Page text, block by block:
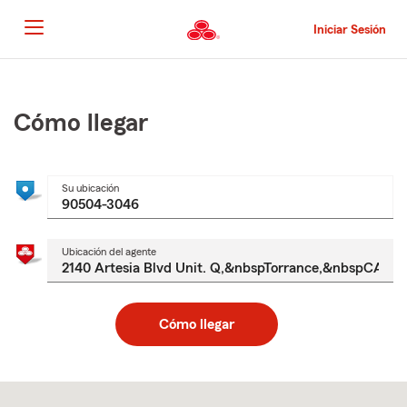
al
contenido
principal
Iniciar Sesión
principal
Cómo llegar
Su ubicación
Ubicación del agente
Cómo llegar
to